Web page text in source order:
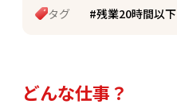
どんな仕事？
タグ
#残業20時間以下